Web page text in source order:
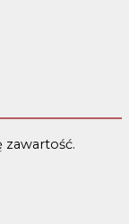
zawartość.